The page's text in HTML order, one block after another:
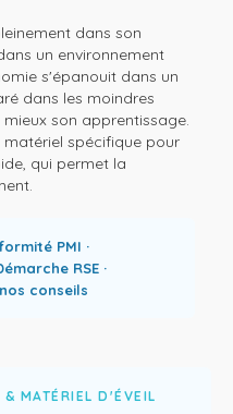
dans son
un environnement
s'épanouit dans un
dans les moindres
son apprentissage.
matériel spécifique pour
qui permet la
PMI ·
RSE ·
conseils
MATÉRIEL D'ÉVEIL